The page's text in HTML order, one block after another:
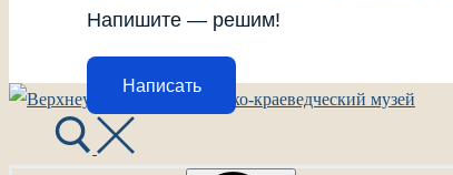
Напишите — решим!
Написать
Перейти
содержимому
Меню
Закрыть